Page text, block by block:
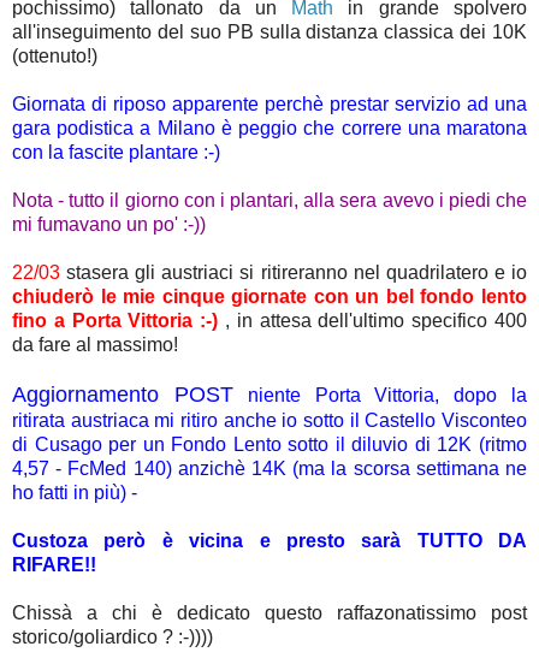
pochissimo) tallonato da un
Math in grande spolvero
all'inseguimento del suo PB sulla distanza classica dei 10K
(ottenuto!)
Giornata di riposo apparente perchè prestar servizio ad una
gara podistica a Milano è peggio che correre una maratona
con la fascite plantare :-)
Nota - tutto il giorno con i plantari, alla sera avevo i piedi che
mi fumavano un po' :-))
22/03 stasera gli austriaci si ritireranno nel quadrilatero e io
chiuderò le mie cinque giornate con un bel fondo lento
fino a Porta Vittoria :-) , in attesa dell'ultimo specifico 400
da fare al massimo!
Aggiornamento POSTniente Porta Vittoria, dopo la
ritirata austriaca mi ritiro anche io sotto il Castello Visconteo
di Cusago per un Fondo Lento sotto il diluvio di 12K (ritmo
4,57 - FcMed 140) anzichè 14K (ma la scorsa settimana ne
ho fatti in più) -
Custoza però è vicina e presto sarà TUTTO DA
RIFARE!!
Chissà a chi è dedicato questo raffazonatissimo post
storico/goliardico ? :-))))